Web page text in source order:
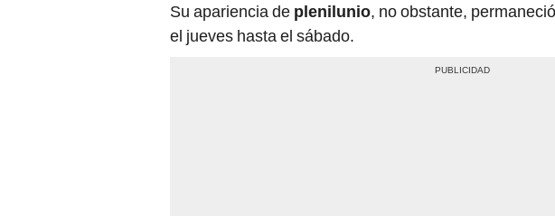
Su apariencia de plenilunio, no obstante,
el jueves hasta el sábado.